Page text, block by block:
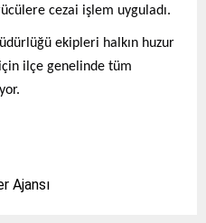
cezai işlem uyguladı.
ekipleri halkın huzur
ilçe genelinde tüm
Ajansı